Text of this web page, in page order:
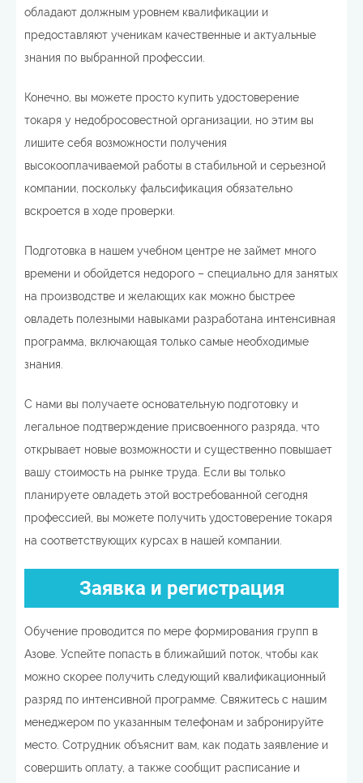
обладают должным уровнем квалификации и
предоставляют ученикам качественные и актуальные
знания по выбранной профессии.
Конечно, вы можете просто купить удостоверение
токаря у недобросовестной организации, но этим вы
лишите себя возможности получения
высокооплачиваемой работы в стабильной и серьезной
компании, поскольку фальсификация обязательно
вскроется в ходе проверки.
Подготовка в нашем учебном центре не займет много
времени и обойдется недорого – специально для занятых
на производстве и желающих как можно быстрее
овладеть полезными навыками разработана интенсивная
программа, включающая только самые необходимые
знания.
С нами вы получаете основательную подготовку и
легальное подтверждение присвоенного разряда, что
открывает новые возможности и существенно повышает
вашу стоимость на рынке труда. Если вы только
планируете овладеть этой востребованной сегодня
профессией, вы можете получить удостоверение токаря
на соответствующих курсах в нашей компании.
Заявка и регистрация
Обучение проводится по мере формирования групп в
Азове. Успейте попасть в ближайший поток, чтобы как
можно скорее получить следующий квалификационный
разряд по интенсивной программе. Свяжитесь с нашим
менеджером по указанным телефонам и забронируйте
место. Сотрудник объяснит вам, как подать заявление и
совершить оплату, а также сообщит расписание и